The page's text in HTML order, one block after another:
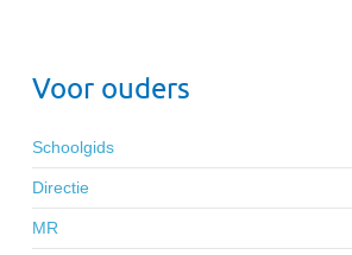
Voor ouders
Schoolgids
Directie
MR